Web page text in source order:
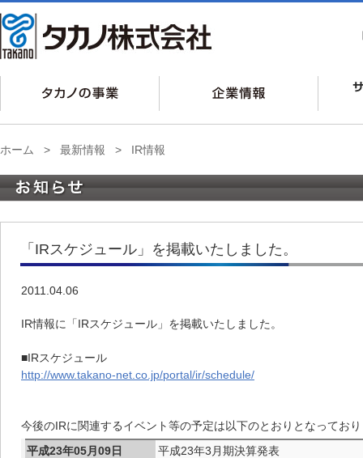
ホーム > 最新情報 > IR情報
「IRスケジュール」を掲載いたしました。
2011.04.06
IR情報に「IRスケジュール」を掲載いたしました。
■IRスケジュール
http://www.takano-net.co.jp/portal/ir/schedule/
今後のIRに関連するイベント等の予定は以下のとおりとなってお
平成23年05月09日
平成23年3月期決算発表